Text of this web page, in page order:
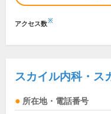
アクセス数※
スカイル内科・ス
所在地・電話番号